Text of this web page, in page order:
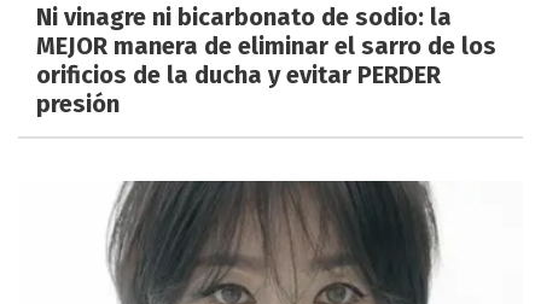
Ni vinagre ni bicarbonato de sodio: la
MEJOR manera de eliminar el sarro de los
orificios de la ducha y evitar PERDER
presión